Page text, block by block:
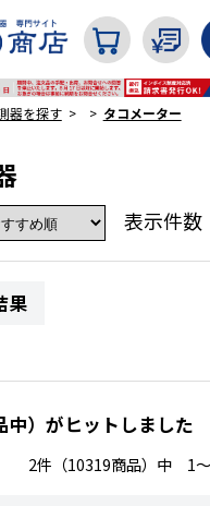
ゴリから探す
器を探す タコメーター
表示件数
果
）がヒットしました
2件（10319商品）中 1